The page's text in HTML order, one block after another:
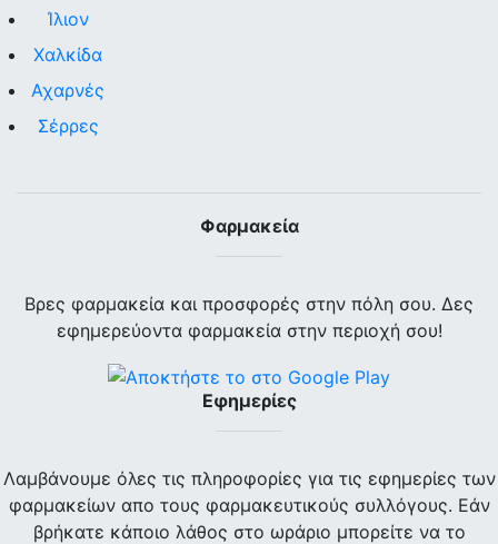
Ίλιον
Χαλκίδα
Αχαρνές
Σέρρες
Φαρμακεία
Βρες φαρμακεία και προσφορές στην πόλη σου. Δες
εφημερεύοντα φαρμακεία στην περιοχή σου!
Εφημερίες
Λαμβάνουμε όλες τις πληροφορίες για τις εφημερίες των
φαρμακείων απο τους φαρμακευτικούς συλλόγους. Εάν
βρήκατε κάποιο λάθος στο ωράριο μπορείτε να το